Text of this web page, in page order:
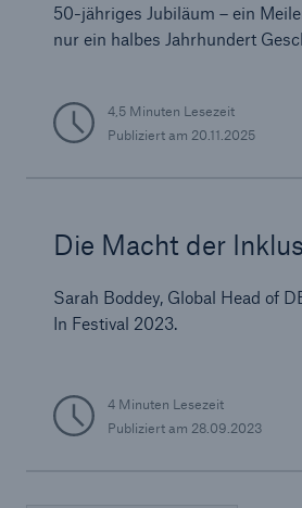
50-jähriges Jubiläum – ein
nur ein halbes Jahrhundert
für Innovation, Resilienz und
gesamten asiatisch-pazifischen
4,5 Minuten Lesezeit
Publiziert am 20.11.2025
Die Macht der
Sarah Boddey, Global Head of
In Festival 2023.
4 Minuten Lesezeit
Publiziert am 28.09.2023